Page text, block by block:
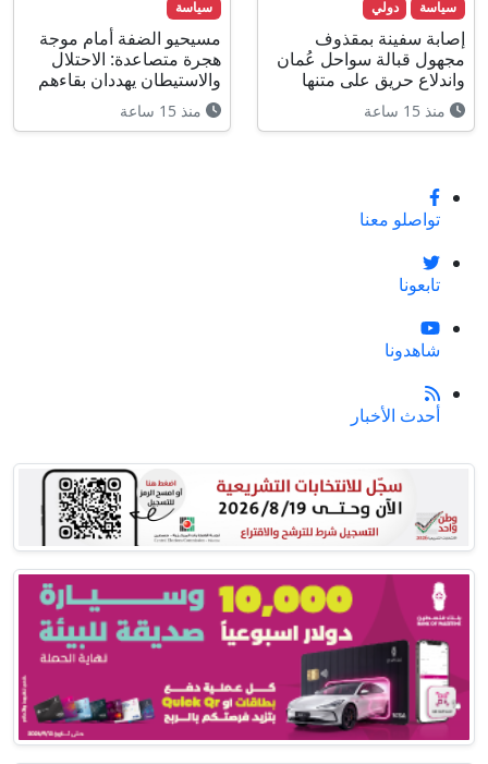
سياسة دولي
إصابة سفينة بمقذوف
مجهول قبالة سواحل عُمان
واندلاع حريق على متنها
منذ 15 ساعة
سياسة
مسيحيو الضفة أمام موجة
هجرة متصاعدة: الاحتلال
والاستيطان يهددان بقاءهم
منذ 15 ساعة
تواصلو معنا
تابعونا
شاهدونا
أحدث الأخبار